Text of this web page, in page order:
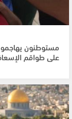
مستوطنون
على طواقم